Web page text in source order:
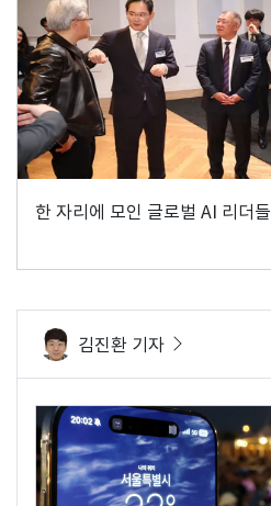
한 자리에 모인 글로벌 AI 리더들
김진환 기자